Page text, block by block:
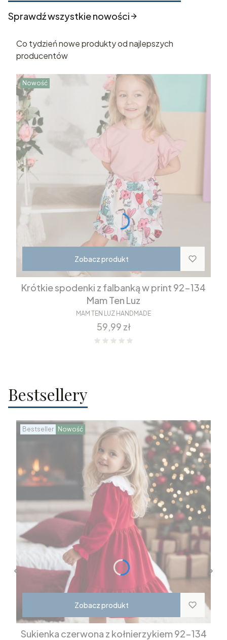
Sprawdź wszystkie nowości
Co tydzień nowe produkty od najlepszych
producentów
Nowość
Zobacz produkt
Krótkie spodenki z falbanką w print 92-134
Mam Ten Luz
MAM TEN LUZ HANDMADE
Cena
59,99 zł
Bestsellery
Bestseller Nowość
Zobacz produkt
Sukienka czerwona z kołnierzykiem 92-134